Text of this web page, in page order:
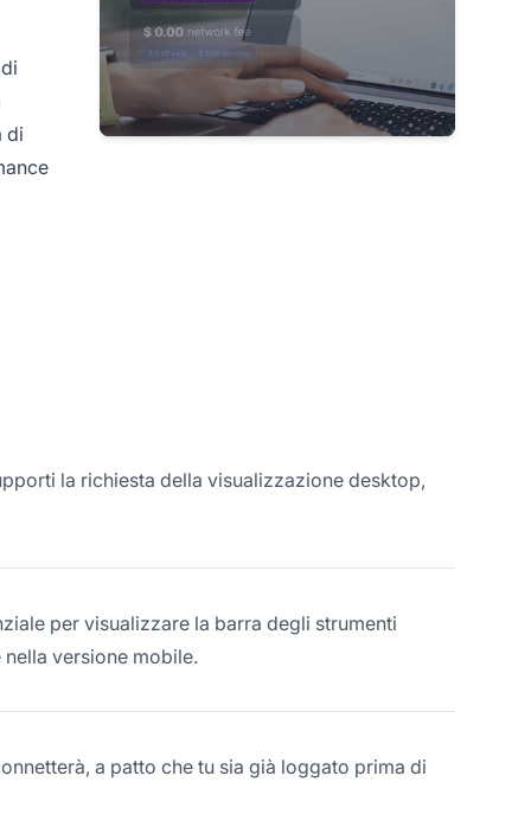
di
la richiesta della visualizzazione desktop,
per visualizzare la barra degli strumenti
versione mobile.
a patto che tu sia già loggato prima di